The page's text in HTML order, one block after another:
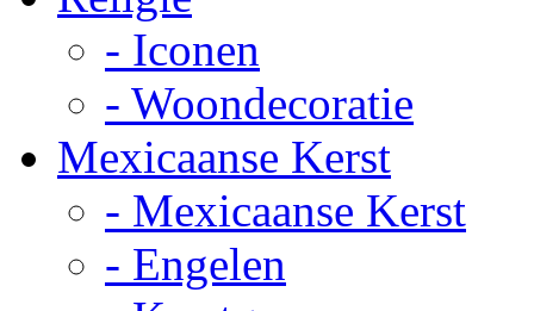
- Iconen
- Woondecoratie
Mexicaanse Kerst
- Mexicaanse Kerst
- Engelen